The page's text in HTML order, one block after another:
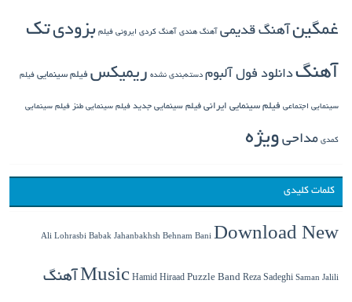
غمگین آهنگ قدیمی آهنگ هندی آهنگ کردی ایرونی فیلم بزودیتک
آهنگدانلود فول آلبوم دسته‌بندی نشده ریمیکس فیلم سینمایی فیلم
سینمایی اجتماعی فیلم سینمایی ایرانی فیلم سینمایی جدید فیلم سینمایی طنز فیلم سینمایی
کمدی مداحی ویژه
کلمات کلیدی
Ali Lohrasbi Babak Jahanbakhsh Behnam Bani Download New
Music Hamid Hiraad Puzzle Band Reza Sadeghi Saman Jalili آهنگ